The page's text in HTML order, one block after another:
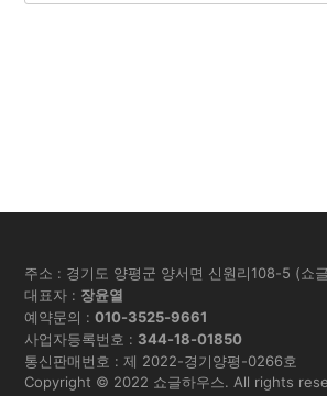
주소 : 경기도 양평군 양서면 신원리108-5 (쇼
대표자 : 장윤열
예약문의 :010-3525-9661
사업자등록번호 : 344-18-01850
통신판매번호 : 제 2022-경기양평-0266호
Copyright © 2022 쇼글하우스. All rights